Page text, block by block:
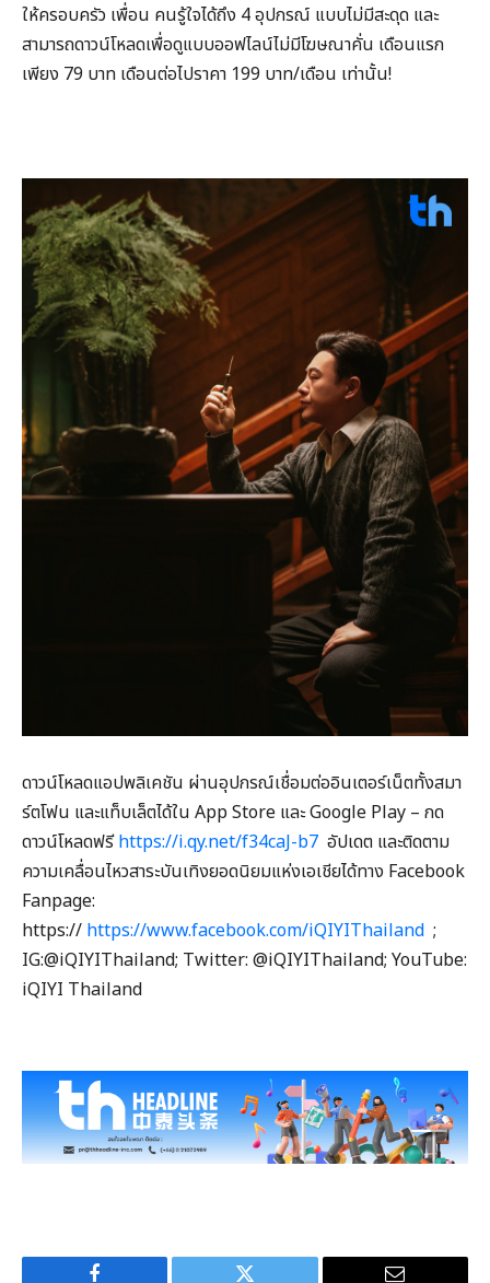
ให้ครอบครัว เพื่อน คนรู้ใจได้ถึง 4 อุปกรณ์ แบบไม่มีสะดุด และ
สามารถดาวน์โหลดเพื่อดูแบบออฟไลน์ไม่มีโฆษณาคั่น เดือนแรก
เพียง 79 บาท เดือนต่อไปราคา 199 บาท/เดือน เท่านั้น!
ดาวน์โหลดแอปพลิเคชัน ผ่านอุปกรณ์เชื่อมต่ออินเตอร์เน็ตทั้งสมา
ร์ตโฟน และแท็บเล็ตได้ใน App Store และ Google Play – กด
ดาวน์โหลดฟรีhttps://i.qy.net/f34caJ-b7 อัปเดต และติดตาม
ความเคลื่อนไหวสาระบันเทิงยอดนิยมแห่งเอเชียได้ทาง Facebook
Fanpage:
https:// https://www.facebook.com/iQIYIThailand ;
IG:@iQIYIThailand; Twitter: @iQIYIThailand; YouTube:
iQIYI Thailand